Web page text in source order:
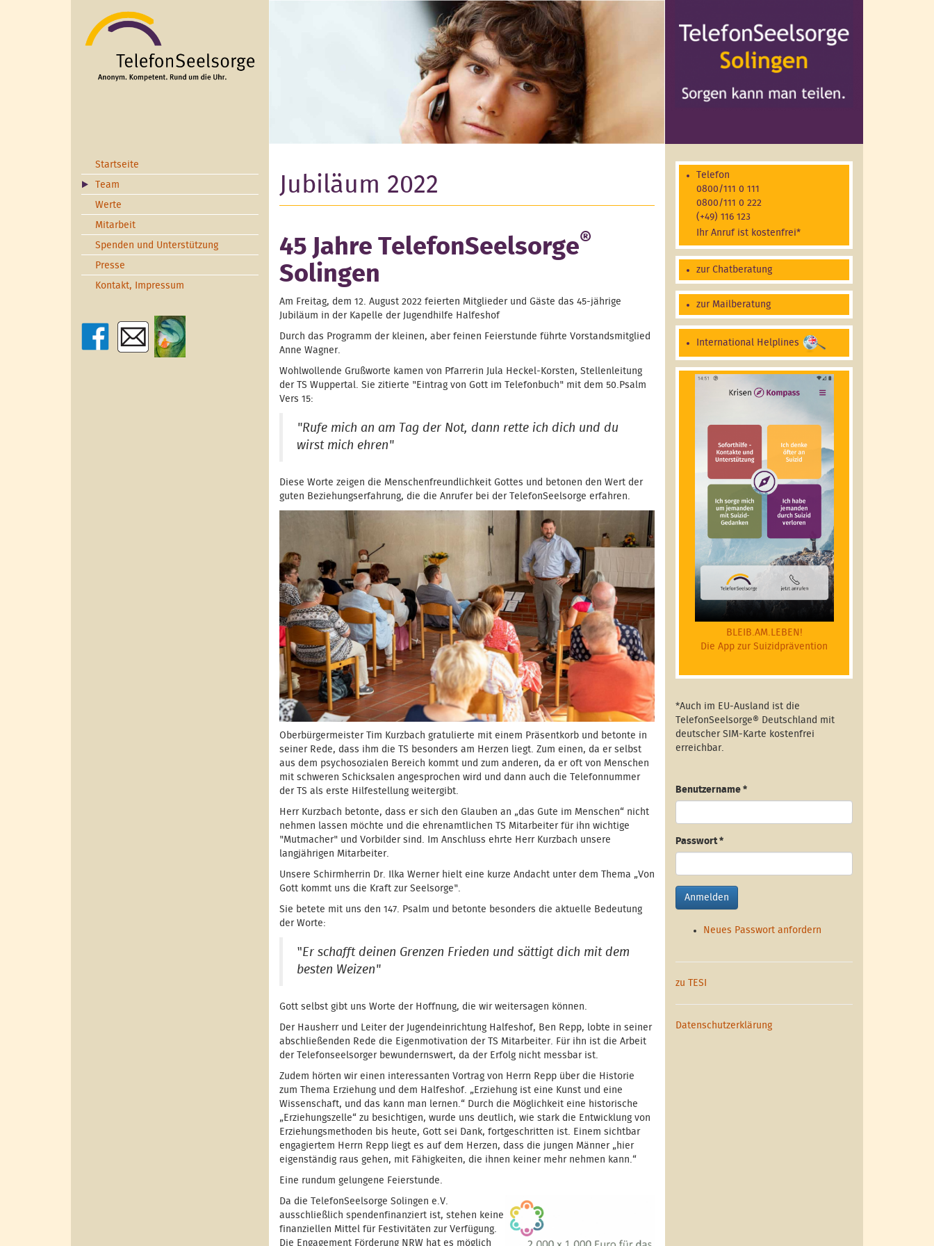
Startseite
Team
Werte
Mitarbeit
Spenden und Unterstützung
Presse
Kontakt, Impressum
Jubiläum 2022
45 Jahre TelefonSeelsorge®
Solingen
Am Freitag, dem 12. August 2022 feierten Mitglieder und Gäste das 45-jährige
Jubiläum in der Kapelle der Jugendhilfe Halfeshof
Durch das Programm der kleinen, aber feinen Feierstunde führte Vorstandsmitglied
Anne Wagner.
Wohlwollende Grußworte kamen von Pfarrerin Jula Heckel-Korsten, Stellenleitung
der TS Wuppertal. Sie zitierte "Eintrag von Gott im Telefonbuch" mit dem 50.Psalm
Vers 15:
"Rufe mich an am Tag der Not, dann rette ich dich und du
wirst mich ehren"
Diese Worte zeigen die Menschenfreundlichkeit Gottes und betonen den Wert der
guten Beziehungserfahrung, die die Anrufer bei der TelefonSeelsorge erfahren.
Oberbürgermeister Tim Kurzbach gratulierte mit einem Präsentkorb und betonte in
seiner Rede, dass ihm die TS besonders am Herzen liegt. Zum einen, da er selbst
aus dem psychosozialen Bereich kommt und zum anderen, da er oft von Menschen
mit schweren Schicksalen angesprochen wird und dann auch die Telefonnummer
der TS als erste Hilfestellung weitergibt.
Herr Kurzbach betonte, dass er sich den Glauben an „das Gute im Menschen“ nicht
nehmen lassen möchte und die ehrenamtlichen TS Mitarbeiter für ihn wichtige
"Mutmacher" und Vorbilder sind. Im Anschluss ehrte Herr Kurzbach unsere
langjährigen Mitarbeiter.
Unsere Schirmherrin Dr. Ilka Werner hielt eine kurze Andacht unter dem Thema „Von
Gott kommt uns die Kraft zur Seelsorge".
Sie betete mit uns den 147. Psalm und betonte besonders die aktuelle Bedeutung
der Worte:
"Er schafft deinen Grenzen Frieden und sättigt dich mit dem
besten Weizen"
Gott selbst gibt uns Worte der Hoffnung, die wir weitersagen können.
Der Hausherr und Leiter der Jugendeinrichtung Halfeshof, Ben Repp, lobte in seiner
abschließenden Rede die Eigenmotivation der TS Mitarbeiter. Für ihn ist die Arbeit
der Telefonseelsorger bewundernswert, da der Erfolg nicht messbar ist.
Zudem hörten wir einen interessanten Vortrag von Herrn Repp über die Historie
zum Thema Erziehung und dem Halfeshof. „Erziehung ist eine Kunst und eine
Wissenschaft, und das kann man lernen.“ Durch die Möglichkeit eine historische
„Erziehungszelle“ zu besichtigen, wurde uns deutlich, wie stark die Entwicklung von
Erziehungsmethoden bis heute, Gott sei Dank, fortgeschritten ist. Einem sichtbar
engagiertem Herrn Repp liegt es auf dem Herzen, dass die jungen Männer „hier
eigenständig raus gehen, mit Fähigkeiten, die ihnen keiner mehr nehmen kann.“
Eine rundum gelungene Feierstunde.
Da die TelefonSeelsorge Solingen e.V.
ausschließlich spendenfinanziert ist, stehen keine
finanziellen Mittel für Festivitäten zur Verfügung.
Die Engagement Förderung NRW hat es möglich
Telefon
0800/111 0 111
0800/111 0 222
(+49) 116 123
Ihr Anruf ist kostenfrei*
zur Chatberatung
zur Mailberatung
International Helplines
BLEIB.AM.LEBEN!
Die App zur Suizidprävention
*Auch im EU-Ausland ist die
TelefonSeelsorge® Deutschland mit
deutscher SIM-Karte kostenfrei
erreichbar.
Benutzername *
Passwort*
Anmelden
Neues Passwort anfordern
zu TESI
Datenschutzerklärung